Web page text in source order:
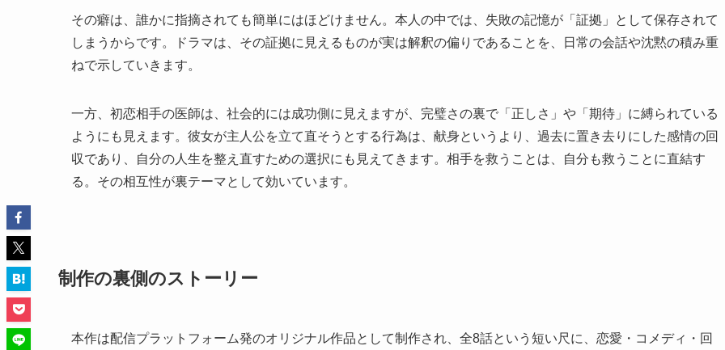
その癖は、誰かに指摘されても簡単にはほどけません。本人の中では、失敗の記憶が「証拠」として保存されて
しまうからです。ドラマは、その証拠に見えるものが実は解釈の偏りであることを、日常の会話や沈黙の積み重
ねで示していきます。
一方、初恋相手の医師は、社会的には成功側に見えますが、完璧さの裏で「正しさ」や「期待」に縛られている
ようにも見えます。彼女が主人公を立て直そうとする行為は、献身というより、過去に置き去りにした感情の回
収であり、自分の人生を整え直すための選択にも見えてきます。相手を救うことは、自分も救うことに直結す
る。その相互性が裏テーマとして効いています。
制作の裏側のストーリー
本作は配信プラットフォーム発のオリジナル作品として制作され、全8話という短い尺に、恋愛・コメディ・回